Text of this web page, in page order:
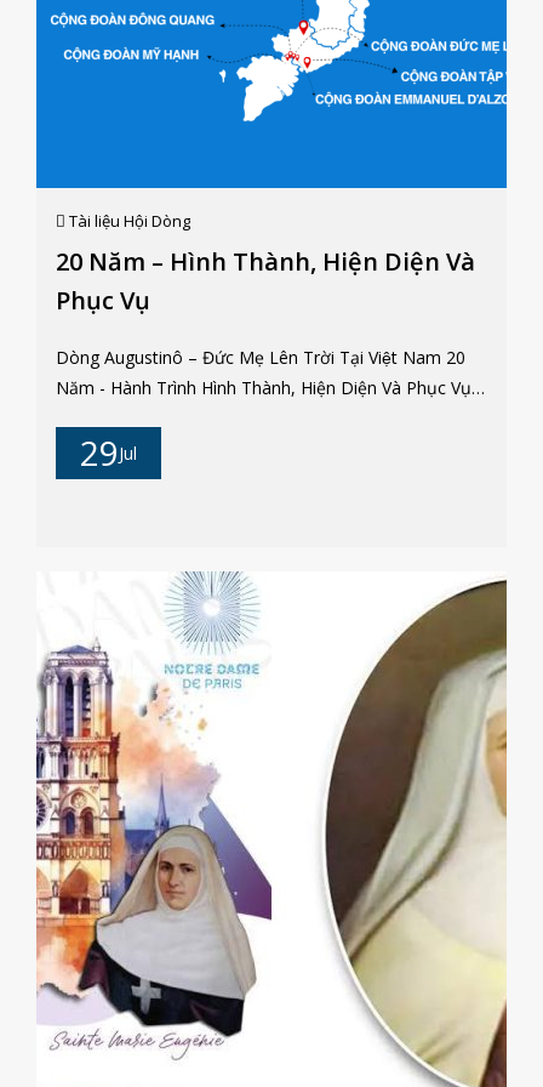
29Jul
Tài liệu Hội Dòng
20 Năm – Hình Thành, Hiện Diện Và
Phục Vụ
Dòng Augustinô – Đức Mẹ Lên Trời Tại Việt Nam 20
Năm - Hành Trình Hình Thành, Hiện Diện Và Phục Vụ
Emmanuel d’Alzon thành lập năm 1845 tại thành phố
Nîmes, nước Pháp. Ngay từ khởi đầu, Hội Dòng đã
giới. Khẩu hiệu “Nguyện Nước Cha Trị Đến” không chỉ
là một lời cầu nguyện, nhưng còn là định hướng căn
bản cho đời sống và sứ mạng của các tu sĩ Đức Mẹ
Lên Trời: Tất cả vì tình yêu dành cho Đức Giêsu Kitô;
yêu mến Đức Maria là Mẹ của Người; yêu mến Giáo
hội là hiền thê và cũng chính là thân thể của Đức Giêsu
Kitô. Họ sống tình huynh đệ trong cộng đoàn hoạt
động tông đồ, phục vụ chân lý, đồng hành với con
người thời đại và dấn thân nơi những thực...